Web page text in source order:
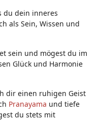
du dein inneres
als Sein, Wissen und
sein und mögest du im
Glück und Harmonie
dir einen ruhigen Geist
Pranayama und tiefe
du stets mit